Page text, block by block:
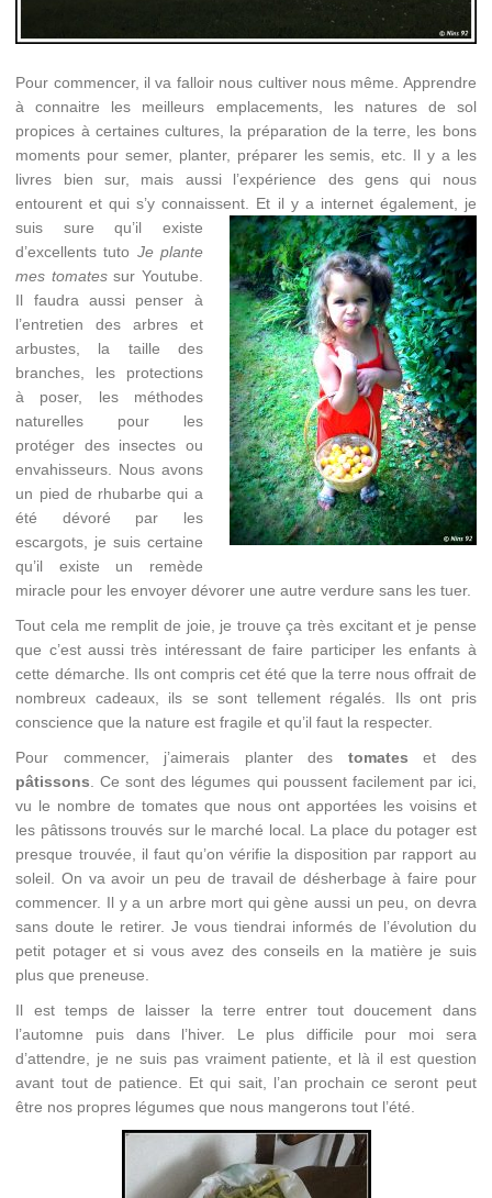
Pour commencer, il va falloir nous cultiver nous même. Apprendre
à connaitre les meilleurs emplacements, les natures de sol
propices à certaines cultures, la préparation de la terre, les bons
moments pour semer, planter, préparer les semis, etc. Il y a les
livres bien sur, mais aussi l’expérience des gens qui nous
entourent et qui s’y connaissent. Et il y a internet également, je
suis sure qu’il existe
d’excellents tuto Je plante
mes tomatessur Youtube.
Il faudra aussi penser à
l’entretien des arbres et
arbustes, la taille des
branches, les protections
à poser, les méthodes
naturelles pour les
protéger des insectes ou
envahisseurs. Nous avons
un pied de rhubarbe qui a
été dévoré par les
escargots, je suis certaine
qu’il existe un remède
miracle pour les envoyer dévorer une autre verdure sans les tuer.
Tout cela me remplit de joie, je trouve ça très excitant et je pense
que c’est aussi très intéressant de faire participer les enfants à
cette démarche. Ils ont compris cet été que la terre nous offrait de
nombreux cadeaux, ils se sont tellement régalés. Ils ont pris
conscience que la nature est fragile et qu’il faut la respecter.
Pour commencer, j’aimerais planter des tomates et des
pâtissons. Ce sont des légumes qui poussent facilement par ici,
vu le nombre de tomates que nous ont apportées les voisins et
les pâtissons trouvés sur le marché local. La place du potager est
presque trouvée, il faut qu’on vérifie la disposition par rapport au
soleil. On va avoir un peu de travail de désherbage à faire pour
commencer. Il y a un arbre mort qui gène aussi un peu, on devra
sans doute le retirer. Je vous tiendrai informés de l’évolution du
petit potager et si vous avez des conseils en la matière je suis
plus que preneuse.
Il est temps de laisser la terre entrer tout doucement dans
l’automne puis dans l’hiver. Le plus difficile pour moi sera
d’attendre, je ne suis pas vraiment patiente, et là il est question
avant tout de patience. Et qui sait, l’an prochain ce seront peut
être nos propres légumes que nous mangerons tout l’été.